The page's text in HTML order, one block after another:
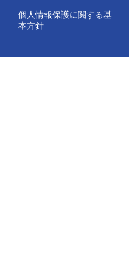
個人情報保護に関する基
本方針